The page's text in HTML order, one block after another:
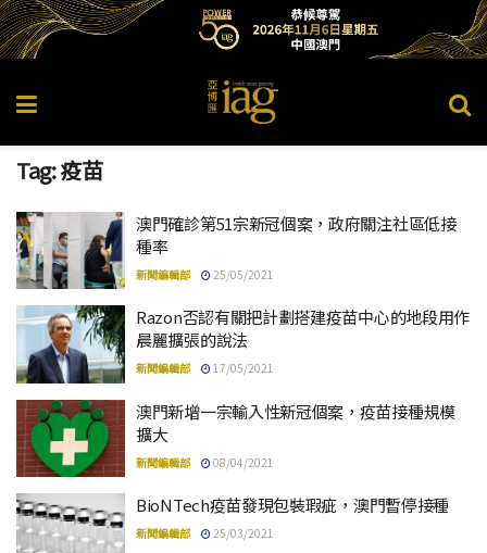
Tag:疫苗
澳門確診第51宗新冠個案，政府關注社區低接
種率
新聞編輯部 25/05/2021
Razon否認有關把計劃搭建疫苗中心的地段用作
晨麗擴張的說法
新聞編輯部 17/05/2021
澳門新增一宗輸入性新冠個案，疫苗接種規模
擴大
新聞編輯部 08/04/2021
BioNTech疫苗發現包裝瑕疵，澳門暫停接種
新聞編輯部 25/03/2021